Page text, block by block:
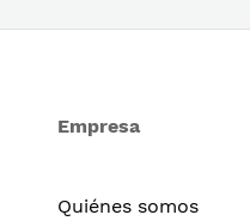
Empresa
Quiénes somos